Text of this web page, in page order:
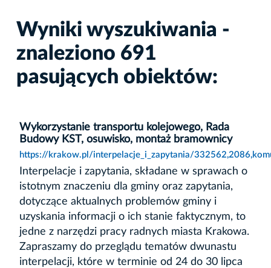
Wyniki wyszukiwania -
znaleziono 691
pasujących obiektów:
Wykorzystanie transportu kolejowego, Rada
Budowy KST, osuwisko, montaż bramownicy
https://krakow.pl/interpelacje_i_zapytania/
Interpelacje i zapytania, składane w sprawach o
istotnym znaczeniu dla gminy oraz zapytania,
dotyczące aktualnych problemów gminy i
uzyskania informacji o ich stanie faktycznym, to
jedne z narzędzi pracy radnych miasta Krakowa.
Zapraszamy do przeglądu tematów dwunastu
interpelacji, które w terminie od 24 do 30 lipca